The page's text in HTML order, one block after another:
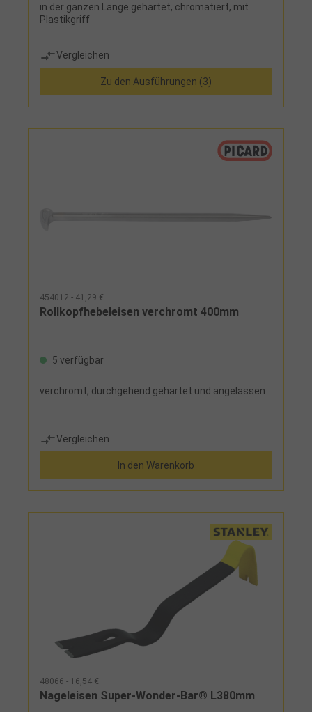
in der ganzen Länge gehärtet, chromatiert, mit
Plastikgriff
Vergleichen
Zu den Ausführungen (3)
454012 - 41,29 €
Rollkopfhebeleisen verchromt 400mm
5 verfügbar
verchromt, durchgehend gehärtet und angelassen
Vergleichen
In den Warenkorb
48066 - 16,54 €
Nageleisen Super-Wonder-Bar® L380mm